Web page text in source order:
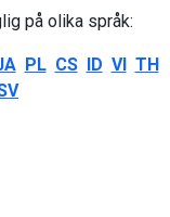
på olika språk:
PL CS ID VI TH